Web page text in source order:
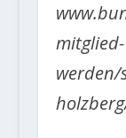
mitglied-